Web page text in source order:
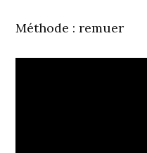
Méthode : remuer